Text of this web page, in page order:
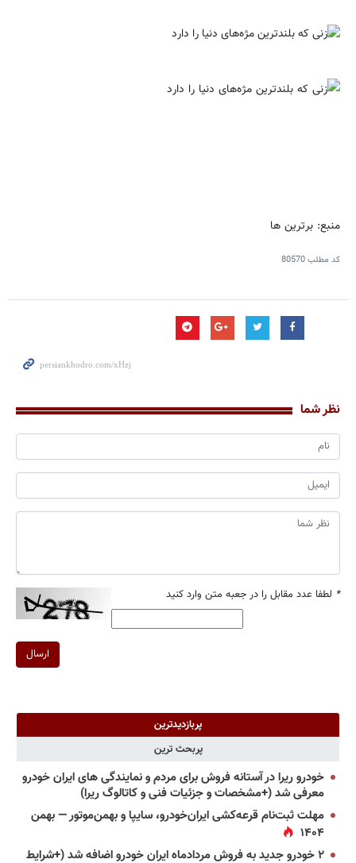
منبع: برترین ها
کد مطلب80570
نظر شما
* لطفا عدد مقابل را در جعبه متن وارد کنید
ارسال
پربازدیدترین
پربحث ترین
خودرو ریرا در آستانه فروش برای مردم و نمایندگی های ایران خودرو
معرفی شد (+مشخصات و جزئیات فنی و کاتالوگ ریرا)
مهلت ثبت‌نام قرعه‌کشی ایران‌خودرو، سایپا و بهمن‌موتور — بهمن
۱۴۰۴
۲ خودرو جدید به فروش مردادماه ایران خودرو اضافه شد (+شرایط